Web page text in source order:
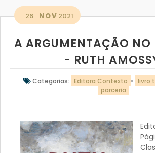
26 NOV 2021
A ARGUMENTAÇÃO NO
- RUTH
Categorias: Editora Contexto • livro
parceria